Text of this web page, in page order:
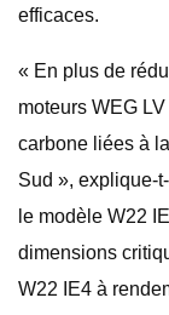
efficaces.
« En plus de
moteurs WEG
carbone liées à
Sud », explique-
le modèle W22
dimensions
W22 IE4 à